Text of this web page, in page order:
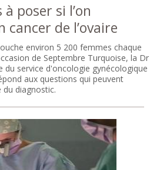
poser si l’on
cancer de l’ovaire
environ 5 200 femmes chaque
de Septembre Turquoise, la Dr
du service d'oncologie gynécologique
aux questions qui peuvent
du diagnostic.